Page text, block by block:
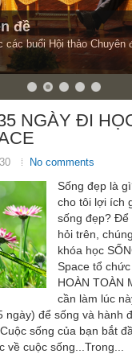
đề
buổi Hội thảo Chuyên
NGÀY ĐI
No comments
Sống đẹp là
cho tôi lợi ích
sống đẹp? Để
hỏi trên,
khóa học
Space tổ
HOÀN TOÀN
cần làm lúc
ngày) để sống và hành
sống của bạn bắt
cuộc sống...Trong...